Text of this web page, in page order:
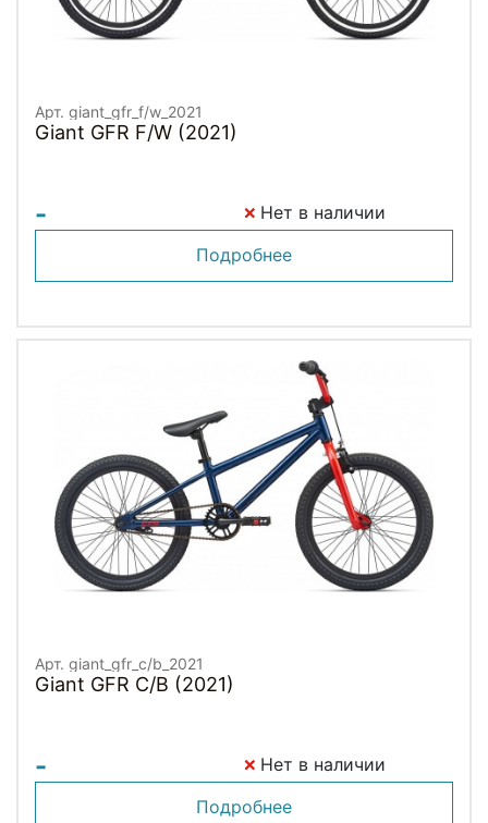
Арт. giant_gfr_f/w_2021
Giant GFR F/W (2021)
-
Нет в наличии
Подробнее
Арт. giant_gfr_c/b_2021
Giant GFR C/B (2021)
-
Нет в наличии
Подробнее